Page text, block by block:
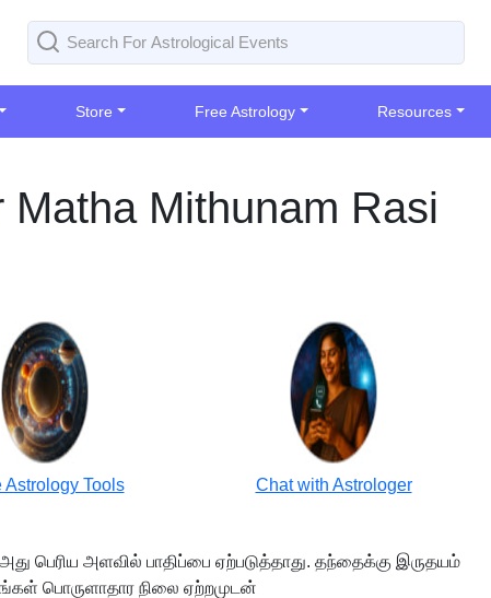
Store Free Astrology Resources
Mithunam Rasi
Astrology Tools Chat with Astrologer
பெரிய அளவில் பாதிப்பை ஏற்படுத்தாது. தந்தைக்கு இருதயம்
பொருளாதார நிலை ஏற்றமுடன்